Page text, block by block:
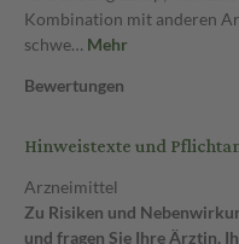
Kombination mit anderen
schwe… Mehr
Bewertungen
Hinweistexte und
Arzneimittel
Zu Risiken und
und fragen Sie Ihre Ärztin,